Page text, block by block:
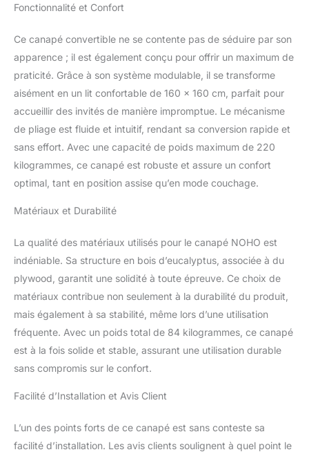
dossier inclinable pour se
détendre, accoudoirs
espace de rangement, et
une partie centrale
rabattable avec porte-
gobelets pour un confort
optimal lors de vos
soirées. [Structure
robuste et confort
optimal] : Ce canapé
de particules. Assise et
dossier rembourrés de
(50 kg/m³), pour un
soutien optimal et un
confort durable.
[Dimensions et montage
facile] : Dimensions
84 cm. Livré en 2 colis
pour une installation
fois pratique, confortable
et résistant, idéal pour
Fonctionnalité et Confort
Ce canapé convertible ne se contente pas de séduire par son
apparence ; il est également conçu pour offrir un maximum de
praticité. Grâce à son système modulable, il se transforme
aisément en un lit confortable de 160 x 160 cm, parfait pour
accueillir des invités de manière impromptue. Le mécanisme
de pliage est fluide et intuitif, rendant sa conversion rapide et
sans effort. Avec une capacité de poids maximum de 220
kilogrammes, ce canapé est robuste et assure un confort
optimal, tant en position assise qu’en mode couchage.
Matériaux et Durabilité
La qualité des matériaux utilisés pour le canapé NOHO est
indéniable. Sa structure en bois d’eucalyptus, associée à du
plywood, garantit une solidité à toute épreuve. Ce choix de
matériaux contribue non seulement à la durabilité du produit,
mais également à sa stabilité, même lors d’une utilisation
fréquente. Avec un poids total de 84 kilogrammes, ce canapé
est à la fois solide et stable, assurant une utilisation durable
sans compromis sur le confort.
Facilité d’Installation et Avis Client
L’un des points forts de ce canapé est sans conteste sa
facilité d’installation. Les avis clients soulignent à quel point le